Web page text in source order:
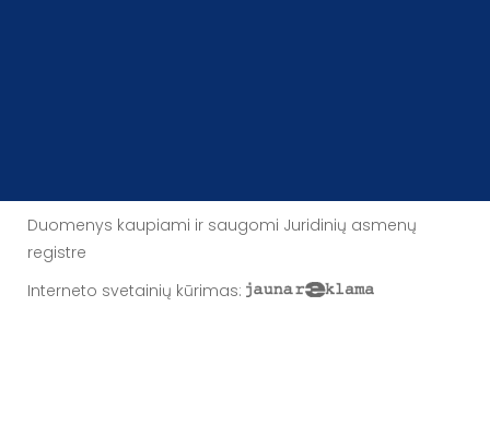
Duomenys kaupiami ir saugomi Juridinių asmenų
registre
Interneto svetainių kūrimas: